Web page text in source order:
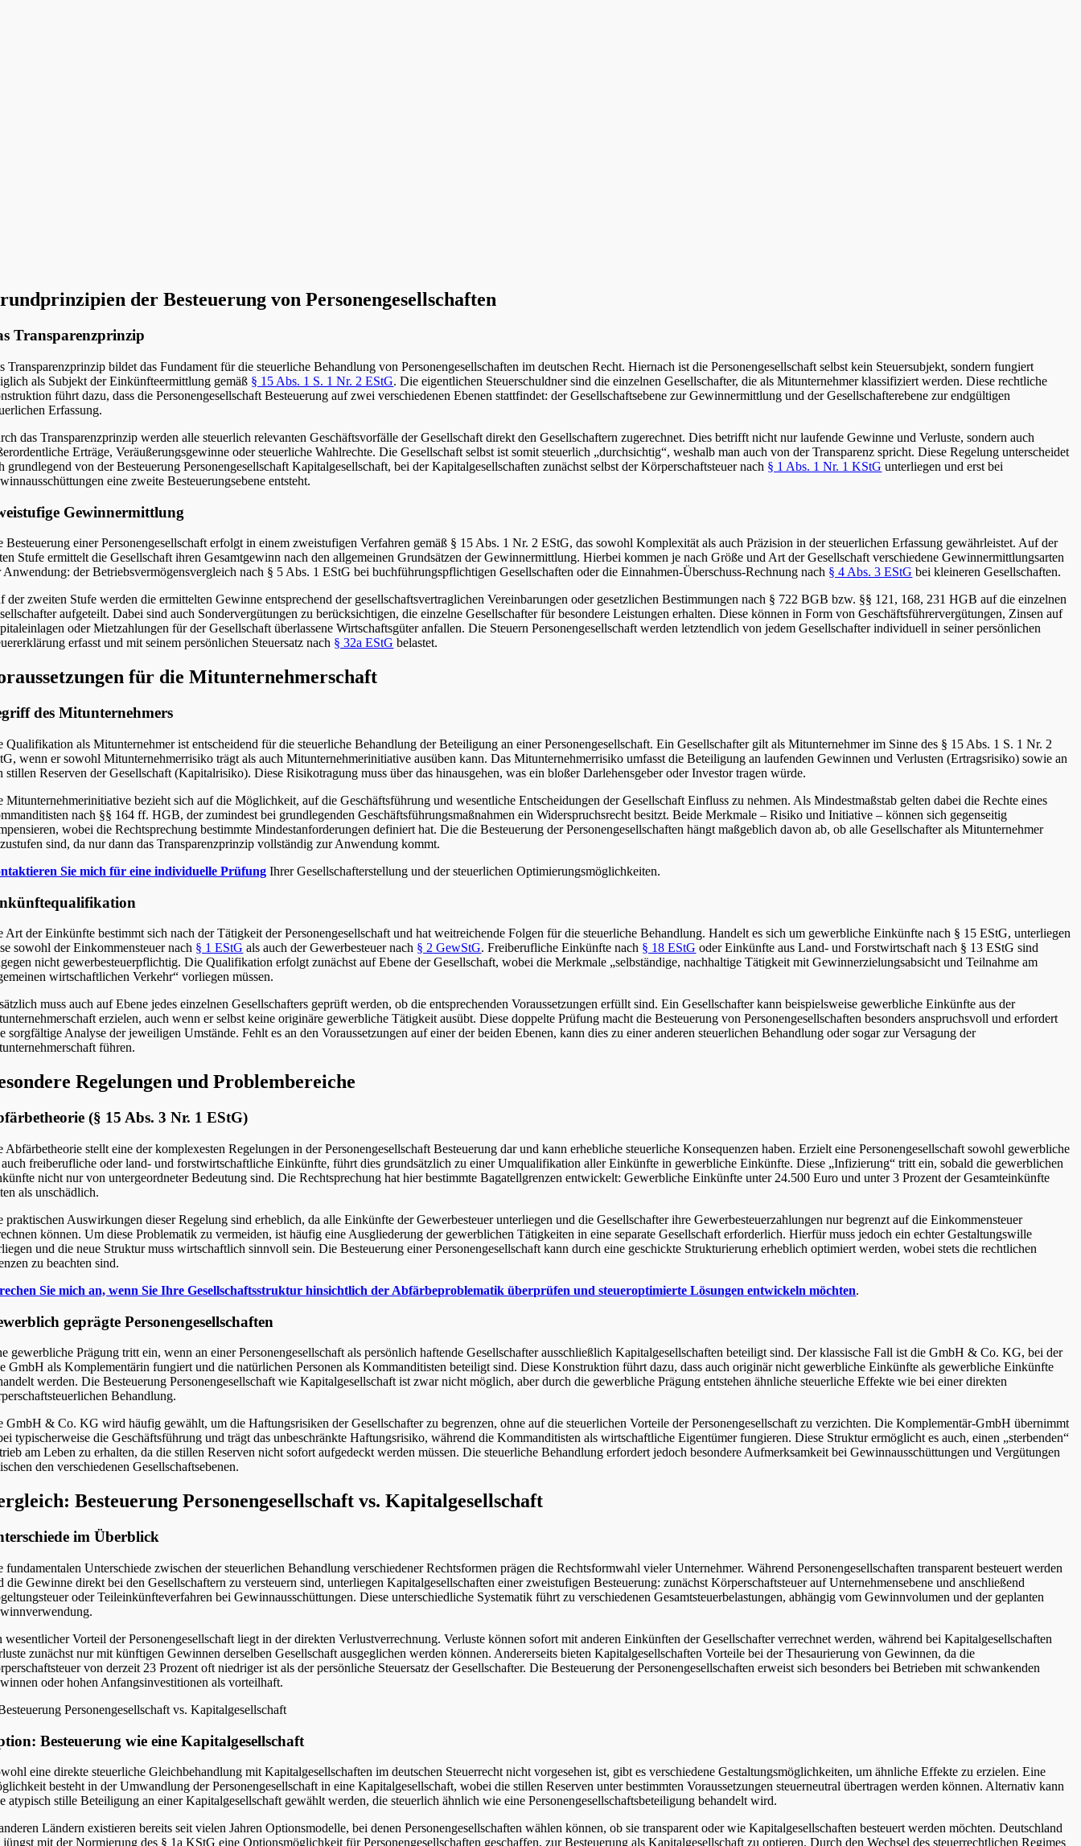
der Besteuerung von Personengesellschaften
Transparenzprinzip
Transparenzprinzip bildet das Fundament für die steuerliche Behandlung von Personengesellschaften im deutschen Recht. Hiernach ist die Personengesellschaft selbst kein Steuersubjekt, sondern fungiert
als Subjekt der Einkünfteermittlung gemäß § 15 Abs. 1 S. 1 Nr. 2 EStG. Die eigentlichen Steuerschuldner sind die einzelnen Gesellschafter, die als Mitunternehmer klassifiziert werden. Diese rechtliche
führt dazu, dass die Personengesellschaft Besteuerung auf zwei verschiedenen Ebenen stattfindet: der Gesellschaftsebene zur Gewinnermittlung und der Gesellschafterebene zur endgültigen
Erfassung.
das Transparenzprinzip werden alle steuerlich relevanten Geschäftsvorfälle der Gesellschaft direkt den Gesellschaftern zugerechnet. Dies betrifft nicht nur laufende Gewinne und Verluste, sondern auch
Erträge, Veräußerungsgewinne oder steuerliche Wahlrechte. Die Gesellschaft selbst ist somit steuerlich „durchsichtig“, weshalb man auch von der Transparenz spricht. Diese Regelung unterscheidet
grundlegend von der Besteuerung Personengesellschaft Kapitalgesellschaft, bei der Kapitalgesellschaften zunächst selbst der Körperschaftsteuer nach § 1 Abs. 1 Nr. 1 KStG unterliegen und erst bei
eine zweite Besteuerungsebene entsteht.
Gewinnermittlung
Besteuerung einer Personengesellschaft erfolgt in einem zweistufigen Verfahren gemäß § 15 Abs. 1 Nr. 2 EStG, das sowohl Komplexität als auch Präzision in der steuerlichen Erfassung gewährleistet. Auf der
Stufe ermittelt die Gesellschaft ihren Gesamtgewinn nach den allgemeinen Grundsätzen der Gewinnermittlung. Hierbei kommen je nach Größe und Art der Gesellschaft verschiedene Gewinnermittlungsarten
Anwendung: der Betriebsvermögensvergleich nach § 5 Abs. 1 EStG bei buchführungspflichtigen Gesellschaften oder die Einnahmen-Überschuss-Rechnung nach § 4 Abs. 3 EStG bei kleineren Gesellschaften.
der zweiten Stufe werden die ermittelten Gewinne entsprechend der gesellschaftsvertraglichen Vereinbarungen oder gesetzlichen Bestimmungen nach § 722 BGB bzw. §§ 121, 168, 231 HGB auf die einzelnen
aufgeteilt. Dabei sind auch Sondervergütungen zu berücksichtigen, die einzelne Gesellschafter für besondere Leistungen erhalten. Diese können in Form von Geschäftsführervergütungen, Zinsen auf
oder Mietzahlungen für der Gesellschaft überlassene Wirtschaftsgüter anfallen. Die Steuern Personengesellschaft werden letztendlich von jedem Gesellschafter individuell in seiner persönlichen
erfasst und mit seinem persönlichen Steuersatz nach § 32a EStG belastet.
für die Mitunternehmerschaft
des Mitunternehmers
Qualifikation als Mitunternehmer ist entscheidend für die steuerliche Behandlung der Beteiligung an einer Personengesellschaft. Ein Gesellschafter gilt als Mitunternehmer im Sinne des § 15 Abs. 1 S. 1 Nr. 2
wenn er sowohl Mitunternehmerrisiko trägt als auch Mitunternehmerinitiative ausüben kann. Das Mitunternehmerrisiko umfasst die Beteiligung an laufenden Gewinnen und Verlusten (Ertragsrisiko) sowie an
stillen Reserven der Gesellschaft (Kapitalrisiko). Diese Risikotragung muss über das hinausgehen, was ein bloßer Darlehensgeber oder Investor tragen würde.
Mitunternehmerinitiative bezieht sich auf die Möglichkeit, auf die Geschäftsführung und wesentliche Entscheidungen der Gesellschaft Einfluss zu nehmen. Als Mindestmaßstab gelten dabei die Rechte eines
nach §§ 164 ff. HGB, der zumindest bei grundlegenden Geschäftsführungsmaßnahmen ein Widerspruchsrecht besitzt. Beide Merkmale – Risiko und Initiative – können sich gegenseitig
wobei die Rechtsprechung bestimmte Mindestanforderungen definiert hat. Die die Besteuerung der Personengesellschaften hängt maßgeblich davon ab, ob alle Gesellschafter als Mitunternehmer
sind, da nur dann das Transparenzprinzip vollständig zur Anwendung kommt.
Sie mich für eine individuelle Prüfung Ihrer Gesellschafterstellung und der steuerlichen Optimierungsmöglichkeiten.
Art der Einkünfte bestimmt sich nach der Tätigkeit der Personengesellschaft und hat weitreichende Folgen für die steuerliche Behandlung. Handelt es sich um gewerbliche Einkünfte nach § 15 EStG, unterliegen
sowohl der Einkommensteuer nach § 1 EStG als auch der Gewerbesteuer nach § 2 GewStG. Freiberufliche Einkünfte nach § 18 EStG oder Einkünfte aus Land- und Forstwirtschaft nach § 13 EStG sind
nicht gewerbesteuerpflichtig. Die Qualifikation erfolgt zunächst auf Ebene der Gesellschaft, wobei die Merkmale „selbständige, nachhaltige Tätigkeit mit Gewinnerzielungsabsicht und Teilnahme am
wirtschaftlichen Verkehr“ vorliegen müssen.
muss auch auf Ebene jedes einzelnen Gesellschafters geprüft werden, ob die entsprechenden Voraussetzungen erfüllt sind. Ein Gesellschafter kann beispielsweise gewerbliche Einkünfte aus der
erzielen, auch wenn er selbst keine originäre gewerbliche Tätigkeit ausübt. Diese doppelte Prüfung macht die Besteuerung von Personengesellschaften besonders anspruchsvoll und erfordert
sorgfältige Analyse der jeweiligen Umstände. Fehlt es an den Voraussetzungen auf einer der beiden Ebenen, kann dies zu einer anderen steuerlichen Behandlung oder sogar zur Versagung der
führen.
Regelungen und Problembereiche
(§ 15 Abs. 3 Nr. 1 EStG)
Abfärbetheorie stellt eine der komplexesten Regelungen in der Personengesellschaft Besteuerung dar und kann erhebliche steuerliche Konsequenzen haben. Erzielt eine Personengesellschaft sowohl gewerbliche
auch freiberufliche oder land- und forstwirtschaftliche Einkünfte, führt dies grundsätzlich zu einer Umqualifikation aller Einkünfte in gewerbliche Einkünfte. Diese „Infizierung“ tritt ein, sobald die gewerblichen
nicht nur von untergeordneter Bedeutung sind. Die Rechtsprechung hat hier bestimmte Bagatellgrenzen entwickelt: Gewerbliche Einkünfte unter 24.500 Euro und unter 3 Prozent der Gesamteinkünfte
als unschädlich.
praktischen Auswirkungen dieser Regelung sind erheblich, da alle Einkünfte der Gewerbesteuer unterliegen und die Gesellschafter ihre Gewerbesteuerzahlungen nur begrenzt auf die Einkommensteuer
können. Um diese Problematik zu vermeiden, ist häufig eine Ausgliederung der gewerblichen Tätigkeiten in eine separate Gesellschaft erforderlich. Hierfür muss jedoch ein echter Gestaltungswille
und die neue Struktur muss wirtschaftlich sinnvoll sein. Die Besteuerung einer Personengesellschaft kann durch eine geschickte Strukturierung erheblich optimiert werden, wobei stets die rechtlichen
zu beachten sind.
Sie mich an, wenn Sie Ihre Gesellschaftsstruktur hinsichtlich der Abfärbeproblematik überprüfen und steueroptimierte Lösungen entwickeln möchten.
geprägte Personengesellschaften
gewerbliche Prägung tritt ein, wenn an einer Personengesellschaft als persönlich haftende Gesellschafter ausschließlich Kapitalgesellschaften beteiligt sind. Der klassische Fall ist die GmbH & Co. KG, bei der
GmbH als Komplementärin fungiert und die natürlichen Personen als Kommanditisten beteiligt sind. Diese Konstruktion führt dazu, dass auch originär nicht gewerbliche Einkünfte als gewerbliche Einkünfte
werden. Die Besteuerung Personengesellschaft wie Kapitalgesellschaft ist zwar nicht möglich, aber durch die gewerbliche Prägung entstehen ähnliche steuerliche Effekte wie bei einer direkten
Behandlung.
GmbH & Co. KG wird häufig gewählt, um die Haftungsrisiken der Gesellschafter zu begrenzen, ohne auf die steuerlichen Vorteile der Personengesellschaft zu verzichten. Die Komplementär-GmbH übernimmt
typischerweise die Geschäftsführung und trägt das unbeschränkte Haftungsrisiko, während die Kommanditisten als wirtschaftliche Eigentümer fungieren. Diese Struktur ermöglicht es auch, einen „sterbenden“
am Leben zu erhalten, da die stillen Reserven nicht sofort aufgedeckt werden müssen. Die steuerliche Behandlung erfordert jedoch besondere Aufmerksamkeit bei Gewinnausschüttungen und Vergütungen
den verschiedenen Gesellschaftsebenen.
Besteuerung Personengesellschaft vs. Kapitalgesellschaft
im Überblick
fundamentalen Unterschiede zwischen der steuerlichen Behandlung verschiedener Rechtsformen prägen die Rechtsformwahl vieler Unternehmer. Während Personengesellschaften transparent besteuert werden
die Gewinne direkt bei den Gesellschaftern zu versteuern sind, unterliegen Kapitalgesellschaften einer zweistufigen Besteuerung: zunächst Körperschaftsteuer auf Unternehmensebene und anschließend
oder Teileinkünfteverfahren bei Gewinnausschüttungen. Diese unterschiedliche Systematik führt zu verschiedenen Gesamtsteuerbelastungen, abhängig vom Gewinnvolumen und der geplanten
wesentlicher Vorteil der Personengesellschaft liegt in der direkten Verlustverrechnung. Verluste können sofort mit anderen Einkünften der Gesellschafter verrechnet werden, während bei Kapitalgesellschaften
zunächst nur mit künftigen Gewinnen derselben Gesellschaft ausgeglichen werden können. Andererseits bieten Kapitalgesellschaften Vorteile bei der Thesaurierung von Gewinnen, da die
von derzeit 23 Prozent oft niedriger ist als der persönliche Steuersatz der Gesellschafter. Die Besteuerung der Personengesellschaften erweist sich besonders bei Betrieben mit schwankenden
oder hohen Anfangsinvestitionen als vorteilhaft.
Besteuerung wie eine Kapitalgesellschaft
eine direkte steuerliche Gleichbehandlung mit Kapitalgesellschaften im deutschen Steuerrecht nicht vorgesehen ist, gibt es verschiedene Gestaltungsmöglichkeiten, um ähnliche Effekte zu erzielen. Eine
besteht in der Umwandlung der Personengesellschaft in eine Kapitalgesellschaft, wobei die stillen Reserven unter bestimmten Voraussetzungen steuerneutral übertragen werden können. Alternativ kann
atypisch stille Beteiligung an einer Kapitalgesellschaft gewählt werden, die steuerlich ähnlich wie eine Personengesellschaftsbeteiligung behandelt wird.
Ländern existieren bereits seit vielen Jahren Optionsmodelle, bei denen Personengesellschaften wählen können, ob sie transparent oder wie Kapitalgesellschaften besteuert werden möchten. Deutschland
jüngst mit der Normierung des § 1a KStG eine Optionsmöglichkeit für Personengesellschaften geschaffen, zur Besteuerung als Kapitalgesellschaft zu optieren. Durch den Wechsel des steuerrechtlichen Regimes